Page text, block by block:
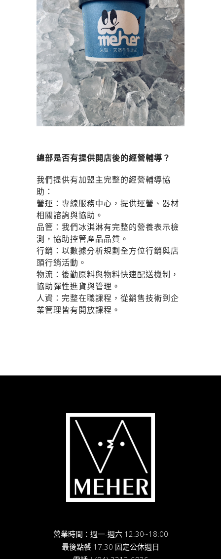
總部是否有提供開店後的經營輔導？
我們提供有加盟主完整的經營輔導協
助：
營運：專線服務中心，提供運營、器材
相關諮詢與協助。
品管：我們冰淇淋有完整的營養表示檢
測，協助控管產品品質。
行銷：以數據分析規劃全方位行銷與店
頭行銷活動。
物流：後勤原料與物料快速配送機制，
協助彈性進貨與管理。
人資：完整在職課程，從銷售技術到企
業管理皆有開放課程。
營業時間：週一-週六 12:30~18:00
最後點餐 17:30 固定公休週日